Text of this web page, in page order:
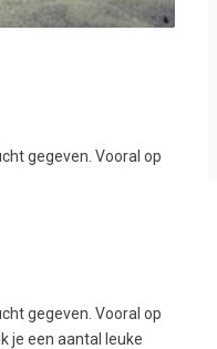
gegeven. Vooral op
gegeven. Vooral op
je een aantal leuke